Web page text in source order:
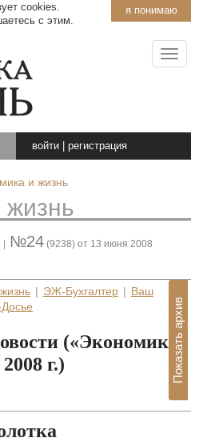
я понимаю
cookies.
с этим.
войти регистрация
и жизнь
№24 (9238) от 13 июня 2008
ЭЖ-Бухгалтер
Ваш
Показать архив
(«Экономика
г.)